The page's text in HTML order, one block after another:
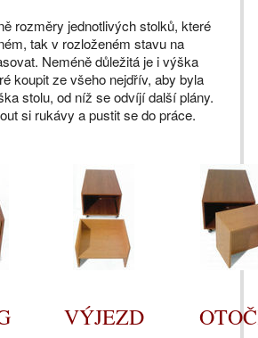
rozměry jednotlivých stolků, které
tak v rozloženém stavu na
Neméně důležitá je i výška
koupit ze všeho nejdřív, aby byla
stolu, od níž se odvíjí další plány.
si rukávy a pustit se do práce.
VÝJEZD